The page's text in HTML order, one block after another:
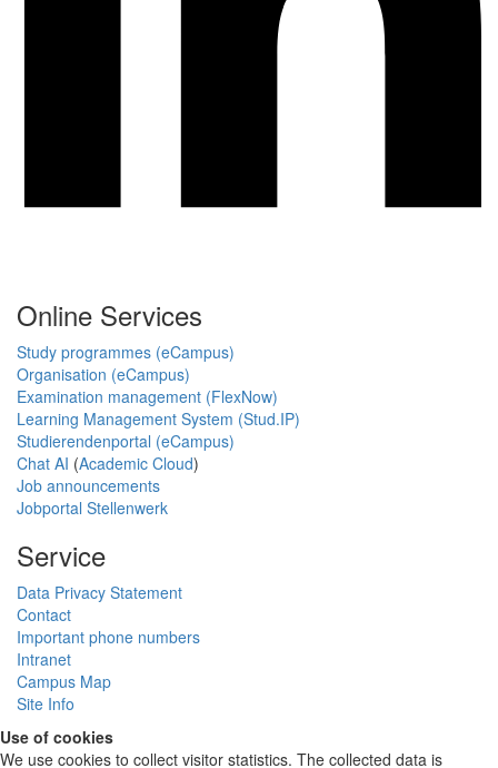
Online Services
Study programmes (eCampus)
Organisation (eCampus)
Examination management (FlexNow)
Learning Management System (Stud.IP)
Studierendenportal (eCampus)
Chat AI (Academic Cloud)
Job announcements
Jobportal Stellenwerk
Service
Data Privacy Statement
Contact
Important phone numbers
Intranet
Campus Map
Site Info
Use of cookies
We use cookies to collect visitor statistics. The collected data is